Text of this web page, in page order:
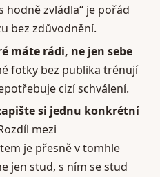
zvládla“ je pořád
bez zdůvodnění.
máte rádi, ne jen sebe
fotky bez publika trénují
cizí schválení.
si jednu konkrétní
mezi
je přesně v tomhle
jen stud, s ním se stud